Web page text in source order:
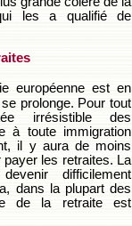
les a qualifié de
européenne est en
prolonge. Pour tout
irrésistible des
à toute immigration
il y aura de moins
les retraites. La
difficilement
dans la plupart des
de la retraite est